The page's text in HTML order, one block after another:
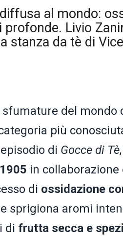
al mondo:
Livio
stanza da tè di
del mondo
più
di Gocce di Tè
in collaborazione
di ossidazione
sprigiona aromi
di frutta secca e